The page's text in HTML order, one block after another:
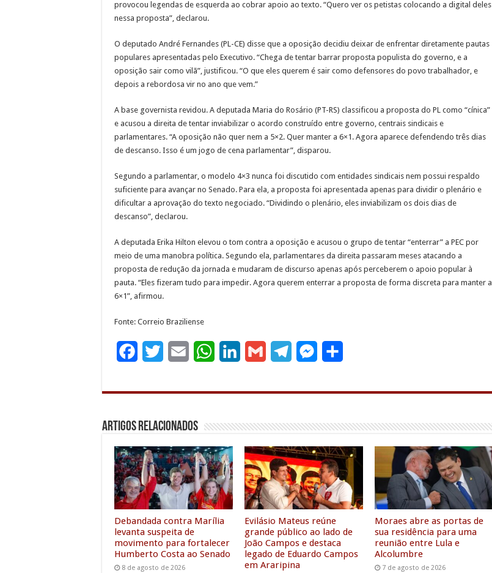
provocou legendas de esquerda ao cobrar apoio ao texto. “Quero ver os petistas colocando a digital deles
nessa proposta”, declarou.
O deputado André Fernandes (PL-CE) disse que a oposição decidiu deixar de enfrentar diretamente pautas
populares apresentadas pelo Executivo. “Chega de tentar barrar proposta populista do governo, e a
oposição sair como vilã”, justificou. “O que eles querem é sair como defensores do povo trabalhador, e
depois a rebordosa vir no ano que vem.”
A base governista revidou. A deputada Maria do Rosário (PT-RS) classificou a proposta do PL como “cínica”
e acusou a direita de tentar inviabilizar o acordo construído entre governo, centrais sindicais e
parlamentares. “A oposição não quer nem a 5×2. Quer manter a 6×1. Agora aparece defendendo três dias
de descanso. Isso é um jogo de cena parlamentar”, disparou.
Segundo a parlamentar, o modelo 4×3 nunca foi discutido com entidades sindicais nem possui respaldo
suficiente para avançar no Senado. Para ela, a proposta foi apresentada apenas para dividir o plenário e
dificultar a aprovação do texto negociado. “Dividindo o plenário, eles inviabilizam os dois dias de
descanso”, declarou.
A deputada Erika Hilton elevou o tom contra a oposição e acusou o grupo de tentar “enterrar” a PEC por
meio de uma manobra política. Segundo ela, parlamentares da direita passaram meses atacando a
proposta de redução da jornada e mudaram de discurso apenas após perceberem o apoio popular à
pauta. “Eles fizeram tudo para impedir. Agora querem enterrar a proposta de forma discreta para manter a
6×1”, afirmou.
Fonte: Correio Braziliense
c
b
o
o
k
i
t
e
r
a
l
a
s
A
p
p
n
e
d
n
a
l
l
g
r
a
m
s
e
n
g
e
r
a
e
Artigos Relacionados
Debandada contra Marília
levanta suspeita de
movimento para fortalecer
Humberto Costa ao Senado
8 de agosto de 2026
Evilásio Mateus reúne
grande público ao lado de
João Campos e destaca
legado de Eduardo Campos
em Araripina
Moraes abre as portas de
sua residência para uma
reunião entre Lula e
Alcolumbre
7 de agosto de 2026